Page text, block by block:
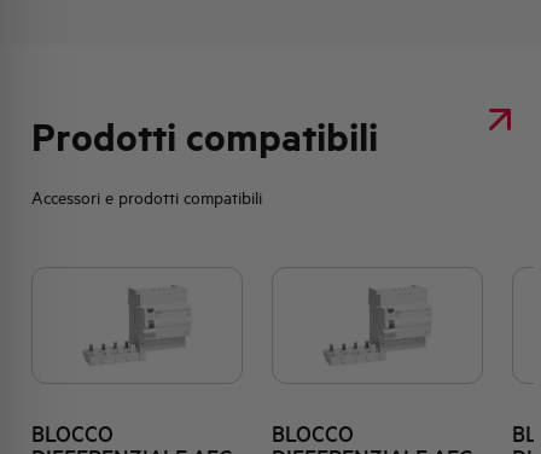
Prodotti compatibili
Accessori e prodotti compatibili
BLOCCO
BLOCCO